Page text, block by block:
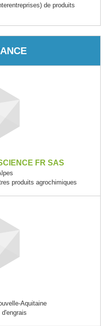
de produits
FR SAS
produits agrochimiques
Aquitaine